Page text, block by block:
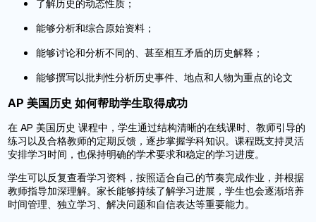
了解历史的动态性质；
能够分析和综合原始资料；
能够讨论和分析不同的、甚至相互矛盾的历史解释；
能够撰写以批判性分析历史事件、地点和人物为重点的论文
AP 美国历史 如何帮助学生取得成功
在 AP 美国历史 课程中，学生通过结构清晰的在线课时、教师引导的
练习以及合格教师的定期反馈，逐步掌握学科知识。课程既支持灵活
安排学习时间，也保持明确的学术要求和稳定的学习进度。
学生可以反复查看学习资料，按照适合自己的节奏完成作业，并根据
教师指导加深理解。家长能够持续了解学习进展，学生也会逐渐培养
时间管理、独立学习、解决问题和自信表达等重要能力。